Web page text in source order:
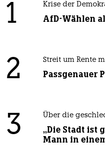
1 Krise der
AfD-Wählen
2 Streit um Rente
Passgenauer
3 Über die
„Die Stadt ist
Mann in